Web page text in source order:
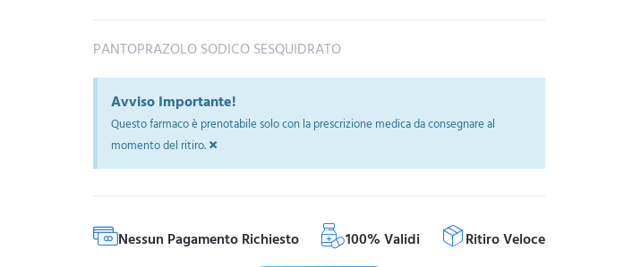
PANTOPRAZOLO SODICO SESQUIDRATO
Avviso Importante!
Questo farmaco è prenotabile solo con la prescrizione medica da consegnare al
momento del ritiro.×
Nessun Pagamento Richiesto 100% Validi Ritiro Veloce